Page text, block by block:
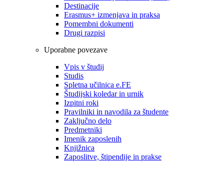
Destinacije
Erasmus+ izmenjava in praksa
Pomembni dokumenti
Drugi razpisi
Uporabne povezave
Vpis v študij
Studis
Spletna učilnica e.FE
Študijski koledar in urnik
Izpitni roki
Pravilniki in navodila za študente
Zaključno delo
Predmetniki
Imenik zaposlenih
Knjižnica
Zaposlitve, štipendije in prakse